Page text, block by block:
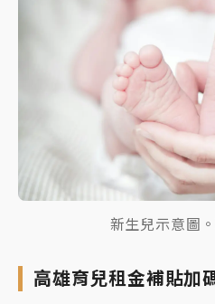
新生兒示意圖
高雄育兒租金補貼加